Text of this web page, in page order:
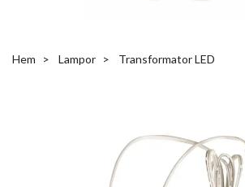
Hem Lampor Transformator LED